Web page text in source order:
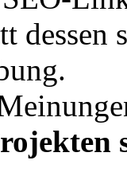
dessen